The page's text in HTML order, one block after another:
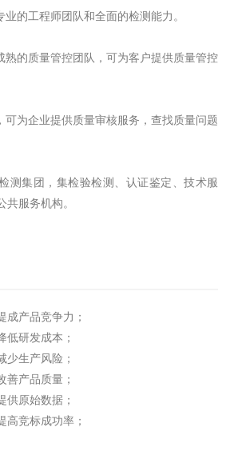
的工程师团队和全面的检测能力。
熟的质量管控团队，可为客户提供质量管控
可为企业提供质量审核服务，查找质量问题
测集团，集检验检测、认证鉴定、技术服
服务机构。
成产品竞争力；
低研发成本；
少生产风险；
善产品质量；
供原始数据；
高竞标成功率；